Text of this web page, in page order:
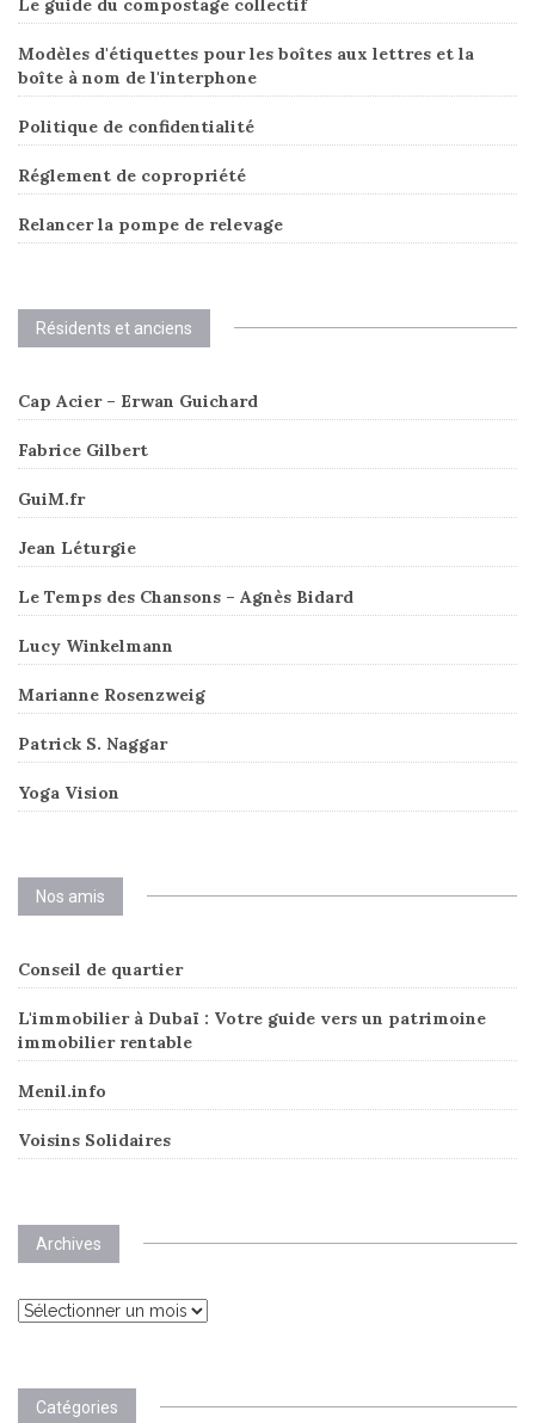
Modèles d'étiquettes pour les boîtes aux lettres et la
boîte à nom de l'interphone
Politique de confidentialité
Réglement de copropriété
Relancer la pompe de relevage
Résidents et anciens
Cap Acier – Erwan Guichard
Fabrice Gilbert
GuiM.fr
Jean Léturgie
Le Temps des Chansons – Agnès Bidard
Lucy Winkelmann
Marianne Rosenzweig
Patrick S. Naggar
Yoga Vision
Nos amis
Conseil de quartier
L'immobilier à Dubaï : Votre guide vers un patrimoine
immobilier rentable
Menil.info
Voisins Solidaires
Archives
Archives
Catégories